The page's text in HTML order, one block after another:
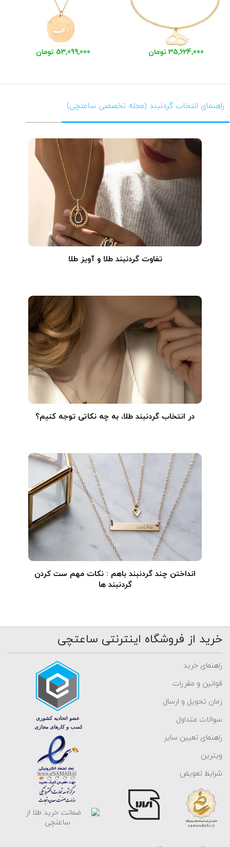
35,624,000 تومان 53,099,000 تومان
راهنمای انتخاب گردنبند (مجله تخصصی ساعتچی)
تفاوت گردنبند طلا و آویز طلا
در انتخاب گردنبند طلا‌، به چه نکاتی توجه کنیم؟
انداختن چند گردنبند باهم : نکات مهم ست کردن
گردنبند ها
خرید از فروشگاه اینترنتی ساعتچی
راهنمای خرید
قوانین و مقررات
زمان تحویل و ارسال
سوالات متداول
راهنمای تعیین سایز
ویترین
شرایط تعویض